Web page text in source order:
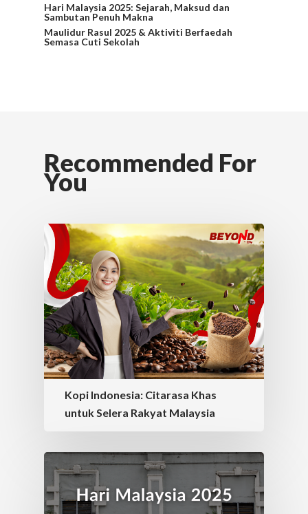
Hari Malaysia 2025: Sejarah, Maksud dan
Sambutan Penuh Makna
Maulidur Rasul 2025 & Aktiviti Berfaedah
Semasa Cuti Sekolah
Recommended For
You
Kopi Indonesia: Citarasa Khas
untuk Selera Rakyat Malaysia